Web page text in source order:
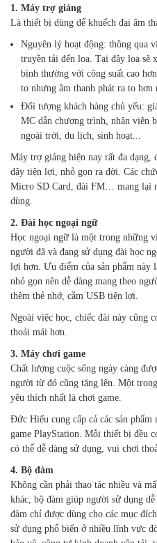
1. Máy trợ giảng
Là thiết bị dùng để khuếch đại âm
Nguyên lý hoạt động: thông qua
truyền tải đến loa. Tại đây loa sẽ
bình thường với công suất cao
to nhưng âm thanh phát ra to hơn
Đối tượng khách hàng chủ yếu:
MC dẫn chương trình, nhân viên
ngoài trời, du lịch, sinh hoạt...
Máy trợ giảng hiện nay rất đa dạng,
dây tiện lợi, nhỏ gọn ra đời. Các
Micro SD Card, đài FM… mang lại
dùng.
2. Đài học ngoại ngữ
Học ngoại ngữ là một trong những
người đã và đang sử dụng đài học
lợi hơn. Ưu điểm của sản phẩm này
nhỏ gọn nên dễ dàng mang theo
thêm thẻ nhớ, cắm USB tiện lợi.
Ngoài việc học, chiếc đài này cũng
thoải mái hơn.
3. Máy chơi game
Chất lượng cuộc sống ngày càng
người từ đó cũng tăng lên. Một
yêu thích nhất là chơi game.
Đức Hiếu cung cấp cả các sản
game PlayStation. Mỗi thiết bị đều
có thể dễ dàng sử dụng, vui chơi
4. Bộ đàm
Không cần phải thao tác nhiều và
khác, bộ đàm giúp người sử dụng
đàm chỉ được dùng cho các mục
sử dụng phổ biến ở nhiều lĩnh vực